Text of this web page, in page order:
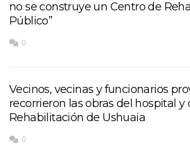
no se construye un Centro de
Público”
0
Vecinos, vecinas y funcionarios
recorrieron las obras del hospital y
Rehabilitación de Ushuaia
0